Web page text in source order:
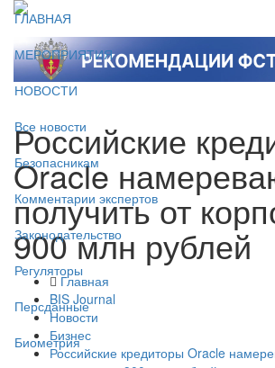
ГЛАВНАЯ
МЕРОПРИЯТИЯ
НОВОСТИ
Все новости
Безопасникам
Комментарии экспертов
Законодательство
Регуляторы
Персданные
Биометрия
Российские
Oracle
получить от
900 млн рублей
Главная
BIS Journal
Новости
Бизнес
Российские кредиторы Oracle